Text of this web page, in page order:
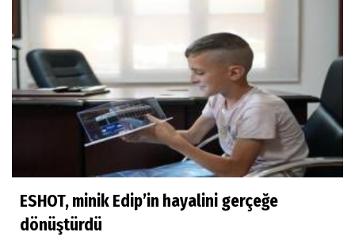
ESHOT, minik Edip’in hayalini gerçeğe
dönüştürdü